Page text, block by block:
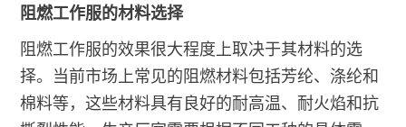
阻燃工作服的材料选择
阻燃工作服的效果很大程度上取决于其材料的选
择。当前市场上常见的阻燃材料包括芳纶、涤纶和
棉料等，这些材料具有良好的耐高温、耐火焰和抗